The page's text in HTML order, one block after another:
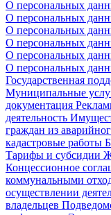
О персональных
О персональных
О персональных
О персональных
О персональных
О персональных
Государственная
Муниципальные
документация
деятельность
граждан из
кадастровые работы
Тарифы и субсидии
Концессионное
коммунальными
осуществлении
владельцев